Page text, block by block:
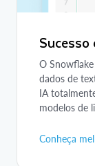
O
dados de
IA
modelos de
Conheça